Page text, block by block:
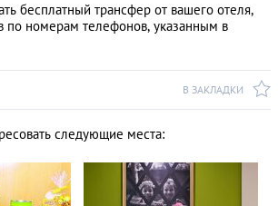
бесплатный трансфер от вашего отеля,
по номерам телефонов, указанным в
В ЗАКЛАДКИ
следующие места: